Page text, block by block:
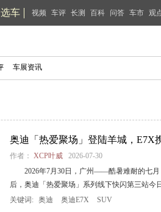
选车 视频 车评 长测 百科 问答 车市 观
车展资讯
奥迪「热爱聚场」登陆羊城，E7X
作者： XCP叶威 2026-07-30
2026年7月30日，广州——酷暑难耐的七
后，奥迪「热爱聚场」系列线下快闪第三站今
关键词: 奥迪 奥迪E7X SUV